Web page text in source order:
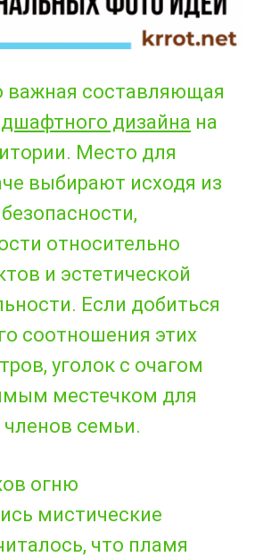
важная составляющая
дизайна на
Место для
выбирают исходя из
относительно
и эстетической
Если добиться
соотношения этих
уголок с очагом
местечком для
семьи.
огню
мистические
что пламя